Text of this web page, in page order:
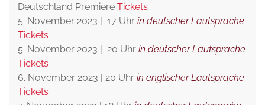
Deutschland Premiere Tickets
5. November 2023 | 17 Uhr in deutscher Lautsprache
Tickets
5. November 2023 | 20 Uhr in deutscher Lautsprache
Tickets
6. November 2023 | 20 Uhr in englischer Lautsprache
Tickets